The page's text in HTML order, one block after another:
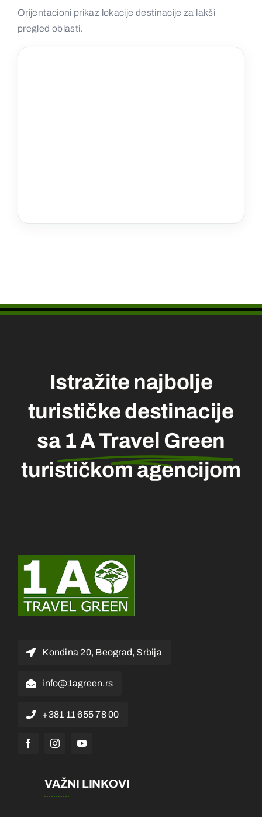
Orijentacioni prikaz lokacije destinacije za lakši
pregled oblasti.
Istražite najbolje
turističke destinacije
sa 1 A Travel Green
turističkom agencijom
Kondina 20, Beograd, Srbija
info@1agreen.rs
+381 11 655 78 00
VAŽNI LINKOVI